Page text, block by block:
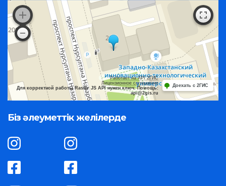
Работает на API 2ГИС
Лицензионное соглашение
Для корректной работы Raster JS API нужен ключ. Помощь:
api@2gis.ru
Доехать с 2ГИС
Біз әлеуметтік желілерде